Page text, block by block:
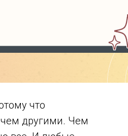
что
другими. Чем